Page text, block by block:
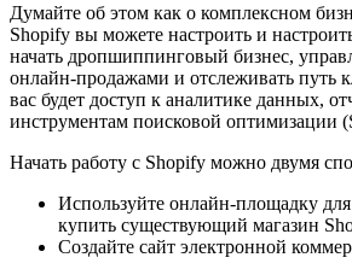
Думайте об этом как о комплексном
Shopify вы можете настроить и
начать дропшиппинговый бизнес,
онлайн-продажами и отслеживать путь
вас будет доступ к аналитике данных,
инструментам поисковой оптимизации
Начать работу с Shopify можно двумя
Используйте онлайн-площадку
купить существующий магазин
Создайте сайт электронной